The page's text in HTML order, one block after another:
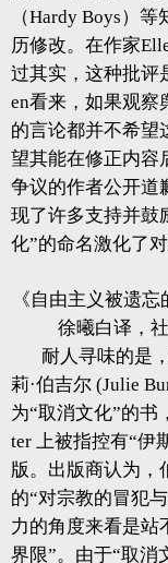
（Hardy Boys）
历修改。在作家
过其实，这种批评
en看来，如果观察
的言论都并不希望
望其能在修正内容
争议的作者公开道
现了许多支持并鼓
化”的命名激化了
《自由主义被遗
徐曦白译，
耐人寻味的是
莉·伯吉尔 (Julie
为“取消文化”的书
ter 上被指控有“伊
版。出版商认为，
的“对宗教的冒犯
力的角度来看是站
界限”。由于“取消